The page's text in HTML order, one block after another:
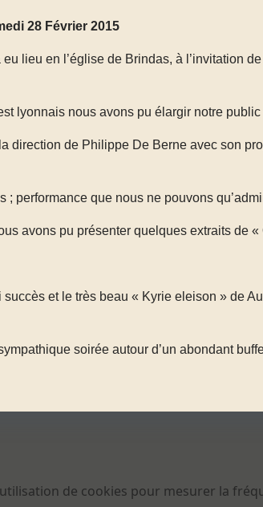
28 Février 2015
lieu en l’église de Brindas, à l’invitation
lyonnais nous avons pu élargir notre
direction de Philippe De Berne avec son
performance que nous ne pouvons
avons pu présenter quelques extraits de «
succès et le très beau « Kyrie eleison » de
soirée autour d’un abondant
de cookies pour mesurer la